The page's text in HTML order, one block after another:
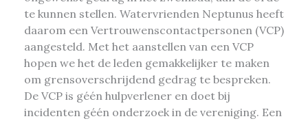
te kunnen stellen. Watervrienden Neptunus heeft
daarom een Vertrouwenscontactpersonen (VCP)
aangesteld. Met het aanstellen van een VCP
hopen we het de leden gemakkelijker te maken
om grensoverschrijdend gedrag te bespreken.
De VCP is géén hulpverlener en doet bij
incidenten géén onderzoek in de vereniging. Een